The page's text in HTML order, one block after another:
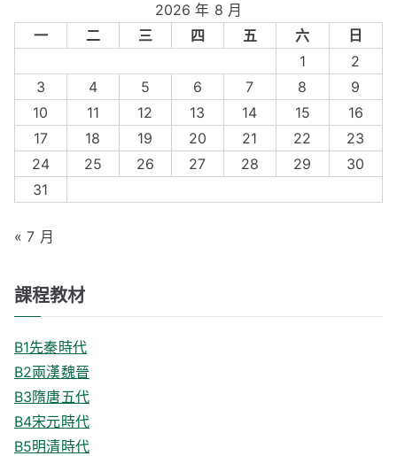
r
c
h
f
o
r
:
2026 年 8 月
一
二 三 四 五 六
日
1
2
3
4 5 6 7 8
9
10
11 12 13 14 15
16
17
18 19 20 21 22
23
24
25 26 27 28 29
30
31
« 7 月
課程教材
B1先秦時代
B2兩漢魏晉
B3隋唐五代
B4宋元時代
B5明清時代